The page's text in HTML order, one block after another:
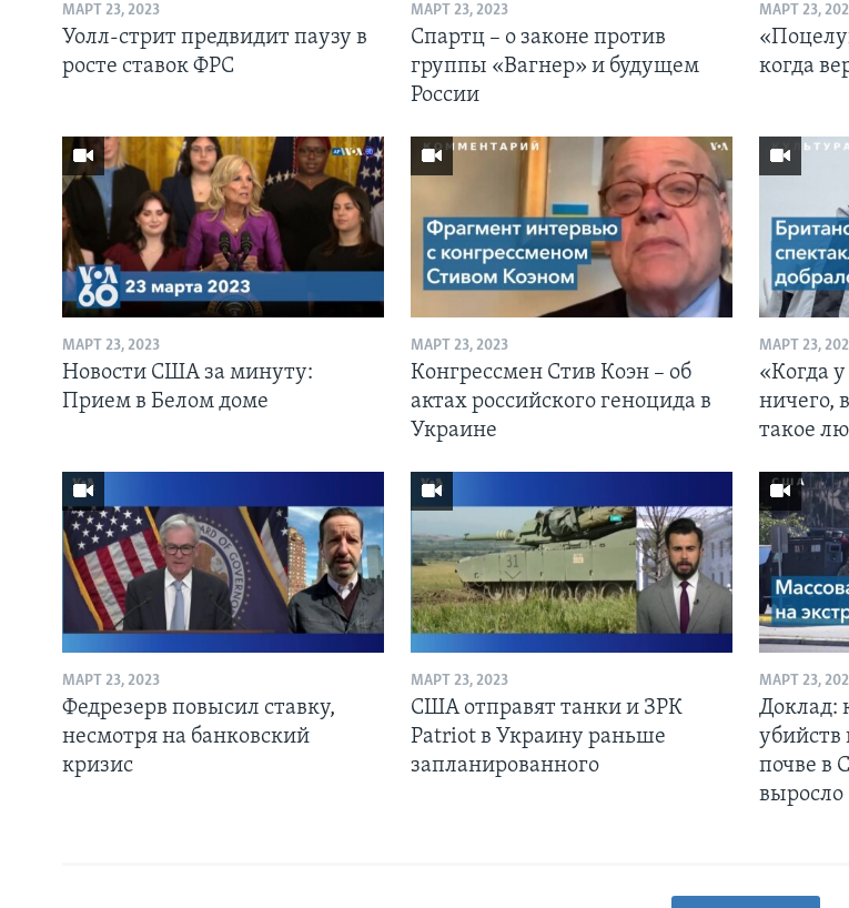
МАРТ 23, 2023
Уолл-стрит предвидит паузу в
росте ставок ФРС
МАРТ 23, 2023
Спартц – о законе против
группы «Вагнер» и будущем
России
МАРТ 23,
когда
МАРТ 23, 2023
Новости США за минуту:
Прием в Белом доме
МАРТ 23, 2023
Конгрессмен Стив Коэн – об
актах российского геноцида в
Украине
МАРТ 23,
«Когда у
ничего,
такое
МАРТ 23, 2023
Федрезерв повысил ставку,
несмотря на банковский
кризис
МАРТ 23, 2023
США отправят танки и ЗРК
Patriot в Украину раньше
запланированного
МАРТ 23,
Доклад:
убийств
почве в
выросло